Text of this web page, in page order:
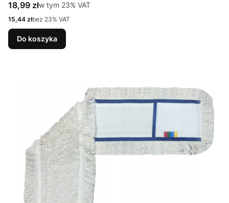
Cena brutto
18,99 złw tym %s VAT
w tym 23% VAT
Cena netto
15,44 złbez 23% VAT
Do koszyka